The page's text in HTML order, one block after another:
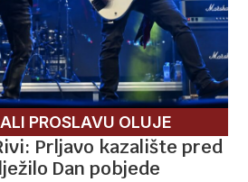
PROSLAVU OLUJE
Prljavo kazalište pred
Dan pobjede